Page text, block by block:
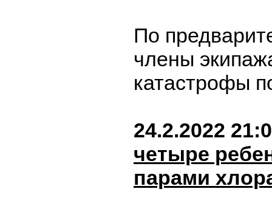
По
члены
катастрофы
24.2.2022
четыре
парами